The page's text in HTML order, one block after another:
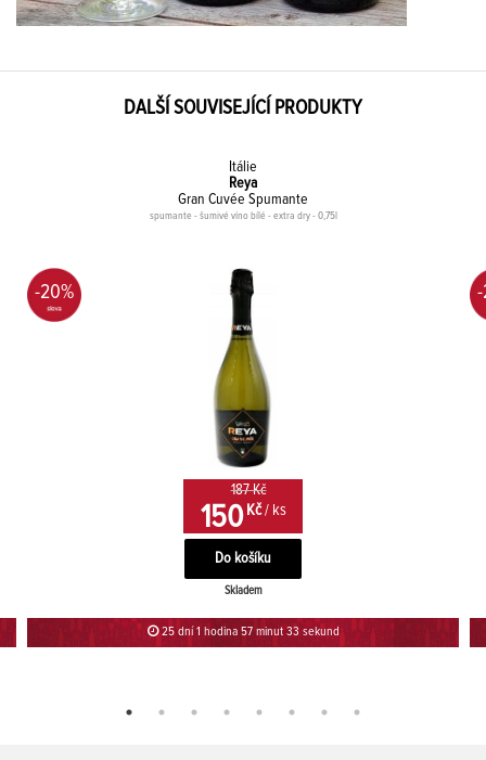
DALŠÍ SOUVISEJÍCÍ PRODUKTY
Itálie
Reya
Gran Cuvée Spumante
spumante - šumivé víno bílé - extra dry - 0,75l
-20%
187 Kč
150Kč / ks
Skladem
25 dní 1 hodina 57 minut 33 sekund